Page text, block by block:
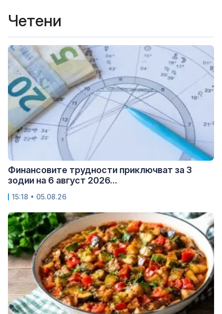
Четени
Финансовите трудности приключват за 3
зодии на 6 август 2026...
15:18 • 05.08.26